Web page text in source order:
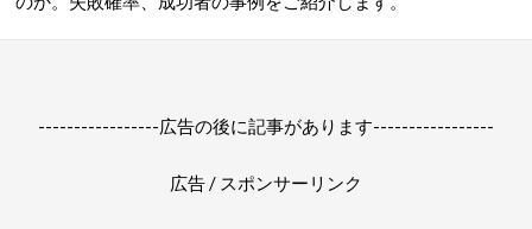
-----------------広告の後に記事があります-----------------
広告 / スポンサーリンク